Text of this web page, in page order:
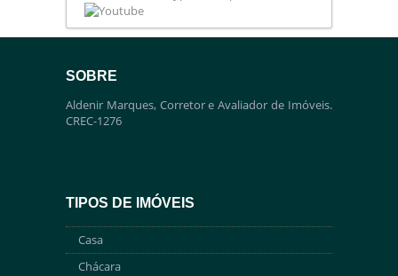
SOBRE
Aldenir Marques, Corretor e Avaliador de Imóveis.
CREC-1276
TIPOS DE IMÓVEIS
Casa
Chácara